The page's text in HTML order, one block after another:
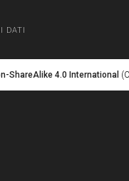
DATI
ShareAlike 4.0 International